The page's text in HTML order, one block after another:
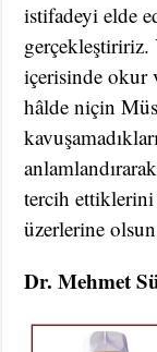
istifadeyi elde
içerisinde okur
hâlde niçin
tercih ettiklerini
üzerlerine
Dr. Mehmet